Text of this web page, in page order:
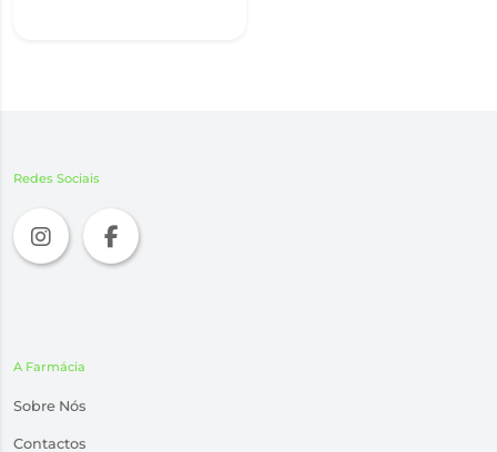
Redes Sociais
A Farmácia
Sobre Nós
Contactos